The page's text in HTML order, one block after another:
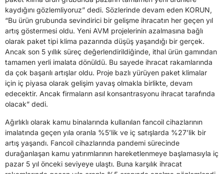
kaydığını gözlemliyoruz” dedi. Sözlerinde devam eden KORUN,
“Bu ürün grubunda sevindirici bir gelişme ihracatın her geçen yıl
artış göstermesi oldu. Yeni AVM projelerinin azalmasına bağlı
olarak paket tipi klima pazarında düşüş yaşandığı bir gerçek.
Ancak son 5 yıllık süreç değerlendirildiğinde, ithal ürün gamından
tamamen yerli imalata dönüldü. Bu sayede ihracat rakamlarında
da çok başarılı artışlar oldu. Proje bazlı yürüyen paket klimalar
için iç piyasa olarak gelişim yavaş olmakla birlikte, devam
edecektir. Ancak firmaların asıl konsantrasyonu ihracat tarafında
olacak” dedi.
Ağırlıklı olarak kamu binalarında kullanılan fancoil cihazlarının
imalatında geçen yıla oranla %5’lik ve iç satışlarda %27’lik bir
artış yaşandı. Fancoil cihazlarında pandemi sürecinde
durağanlaşan kamu yatırımlarının hareketlenmeye başlamasıyla iç
pazar 5 yıl önceki seviyeye ulaştı. Buna karşılık ihracat